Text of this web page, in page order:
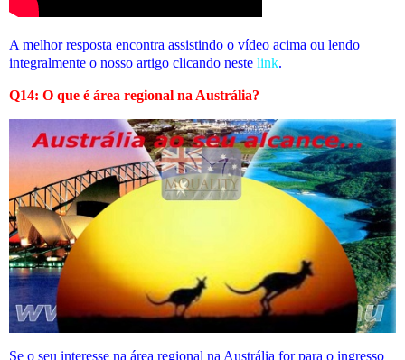
A melhor resposta encontra assistindo o vídeo acima ou lendo
integralmente o nosso artigo clicando neste link.
Q14: O que é área regional na Austrália?
Se o seu interesse na área regional na Austrália for para o ingresso